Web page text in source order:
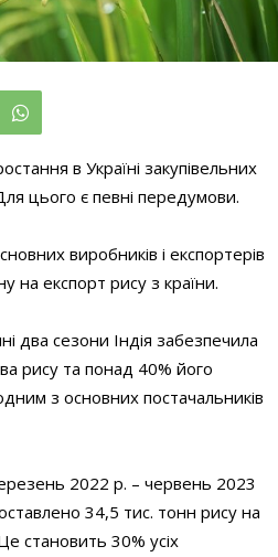
в Україні закупівельних
цього є певні передумови.
виробників і експортерів
на експорт рису з країни.
два сезони Індія забезпечила
рису та понад 40% його
з основних постачальників
2022 р. – червень 2023
34,5 тис. тонн рису на
становить 30% усіх